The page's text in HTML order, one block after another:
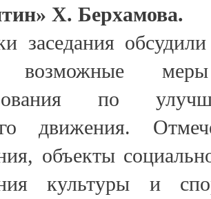
Х. Берхамова.
заседания
возможные
по
движения.
объекты
культуры и